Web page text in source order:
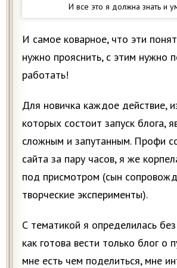
И все это я должна знать и
И самое коварное, что эти
нужно прояснить, с этим нужно
работать!
Для новичка каждое действие,
которых состоит запуск блога,
сложным и запутанным. Профи
сайта за пару часов, я же
под присмотром (сын
творческие эксперименты).
С тематикой я определилась
как готова вести только блог о
мне есть чем поделиться, мне